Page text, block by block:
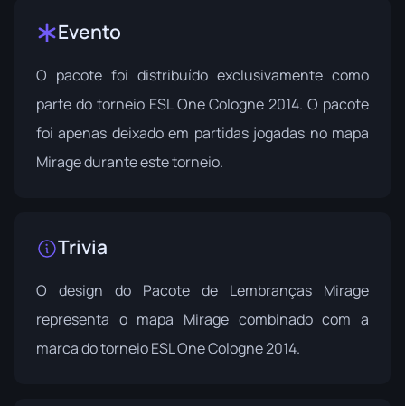
Evento
O pacote foi distribuído exclusivamente como
parte do torneio ESL One Cologne 2014. O pacote
foi apenas deixado em partidas jogadas no mapa
Mirage durante este torneio.
Trivia
O design do Pacote de Lembranças Mirage
representa o mapa Mirage combinado com a
marca do torneio ESL One Cologne 2014.